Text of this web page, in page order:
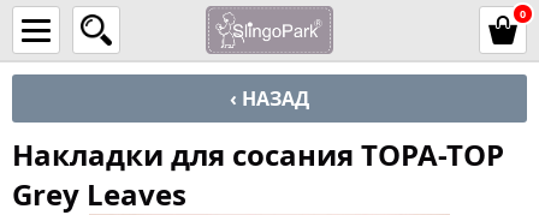
0
‹ НАЗАД
Накладки для сосания TOPA-TOP
Grey Leaves